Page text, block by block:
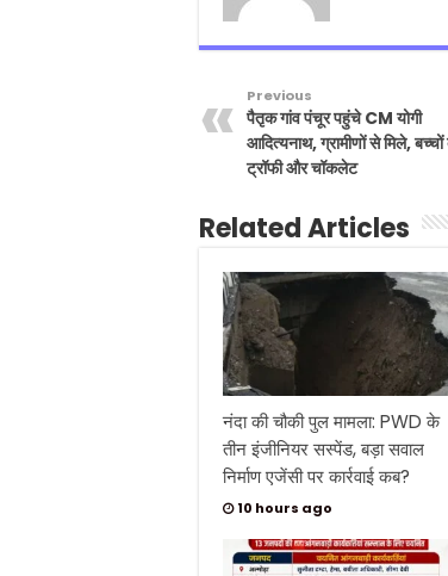
Previous
पैतृक गांव पंचूर पहुंचे CM योगी
आदित्यनाथ, ग्रामीणों से मिले, बच्चों
ट्रॉफी और चॉकलेट
Related Articles
नंदा की चौकी पुल मामला: PWD के
तीन इंजीनियर सस्पेंड, बड़ा सवाल
निर्माण एजेंसी पर कार्रवाई कब?
10 hours ago